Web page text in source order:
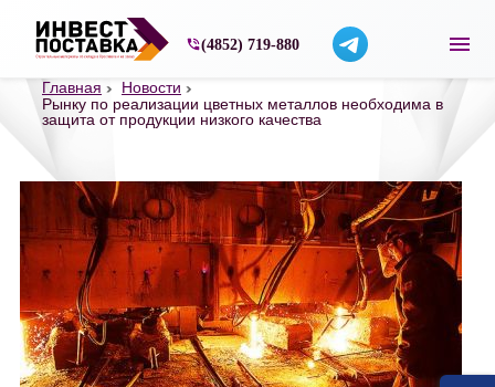
Строительные материалы со склада в
(4852) 719-880
Главная
Новости
Рынку по реализации цветных металлов необходима в
защита от продукции низкого качества